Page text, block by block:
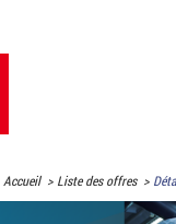
Accueil Liste des offres